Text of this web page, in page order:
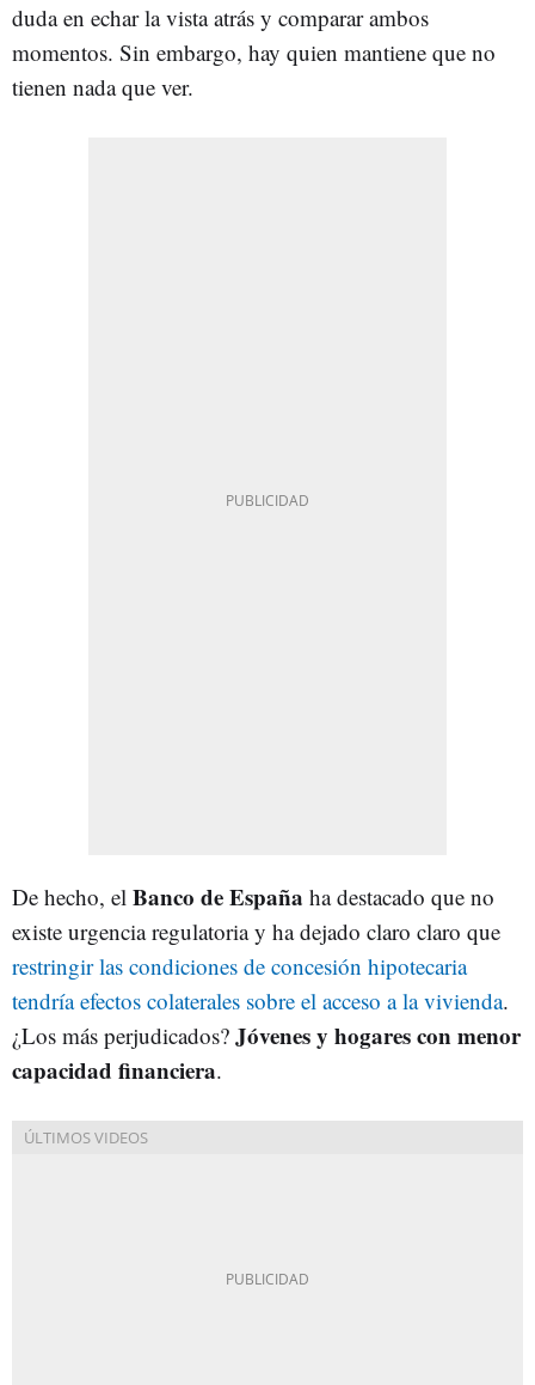
duda en echar la vista atrás y comparar ambos
momentos. Sin embargo, hay quien mantiene que no
tienen nada que ver.
De hecho, el Banco de España ha destacado que no
existe urgencia regulatoria y ha dejado claro claro que
restringir las condiciones de concesión hipotecaria
tendría efectos colaterales sobre el acceso a la vivienda.
¿Los más perjudicados? Jóvenes y hogares con menor
capacidad financiera.